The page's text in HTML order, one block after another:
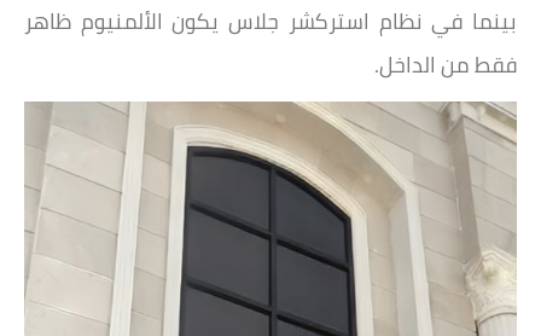
بينما في نظام استركشر جلاس يكون الألمنيوم ظاهر
فقط من الداخل.